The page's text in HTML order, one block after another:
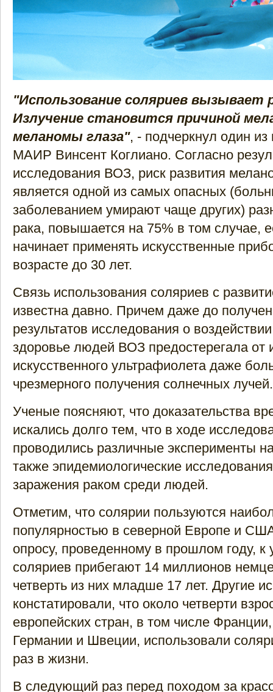
"Использование соляриев вызывает
Излучение становится причиной
меланомы глаза", - подчеркнул один из
МАИР Винсент Коглиано. Согласно
исследования ВОЗ, риск развития
является одной из самых опасных
заболеванием умирают чаще других)
рака, повышается на 75% в том случае,
начинает применять искусственные
возрасте до 30 лет.
Связь использования соляриев с
известна давно. Причем даже до
результатов исследования о
здоровье людей ВОЗ предостерегала от
искусственного ультрафиолета даже
чрезмерного получения солнечных лучей.
Ученые поясняют, что доказательства
искались долго тем, что в ходе
проводились различные эксперименты
также эпидемиологические
заражения раком среди людей.
Отметим, что солярии пользуются
популярностью в северной Европе и
опросу, проведенному в прошлом году, к
соляриев прибегают 14 миллионов
четверть из них младше 17 лет. Другие
констатировали, что около четверти
европейских стран, в том числе
Германии и Швеции, использовали
раз в жизни.
В следующий раз перед походом за